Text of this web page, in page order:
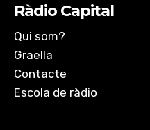
Ràdio Capital
Qui som?
Graella
Contacte
Escola de ràdio